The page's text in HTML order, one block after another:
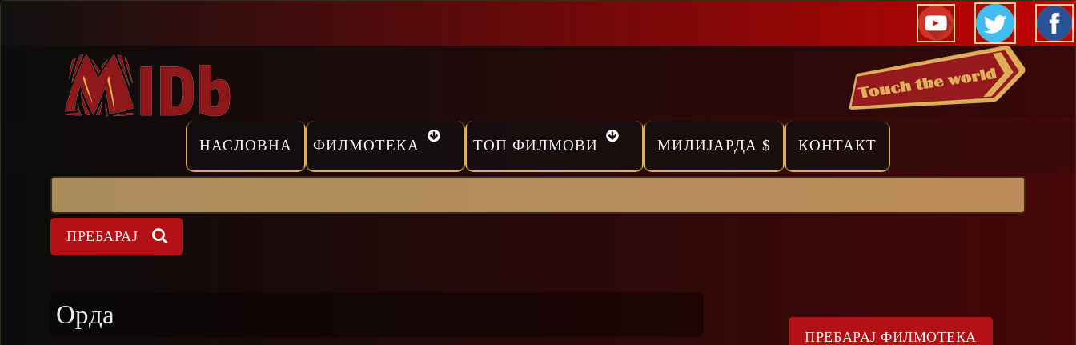
Прескокни
НАСЛОВНА ФИЛМОТЕКА ТОП ФИЛМОВИ МИЛИЈАРДА $ КОНТАКТ
Орда